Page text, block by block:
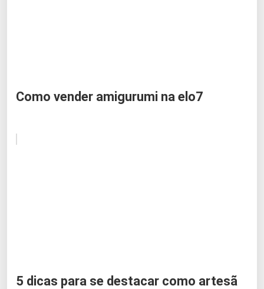
Como vender amigurumi na elo7
5 dicas para se destacar como artesã